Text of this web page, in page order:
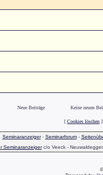
Neue Beiträge Keine neuen
[ Cookies löschen
Seminaranzeiger- Seminarforum-
Seminaranzeigerc/o Veeck -